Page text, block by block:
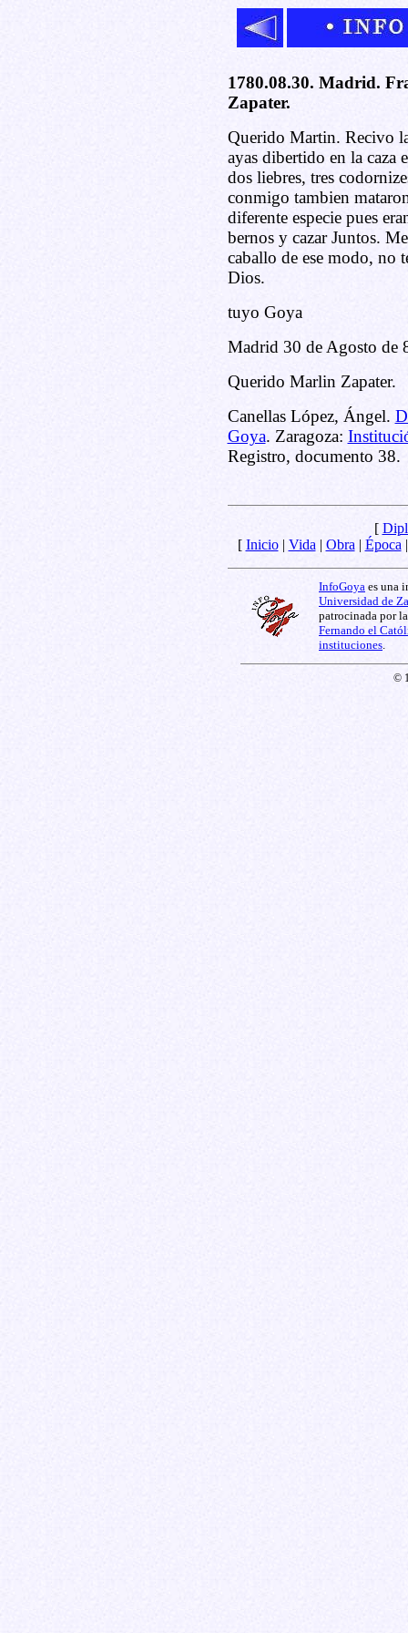
1780.08.30. Madrid.
Zapater.
Querido Martin. Recivo
ayas dibertido en la caza
dos liebres, tres
conmigo tambien
diferente especie pues
bernos y cazar Juntos.
caballo de ese modo, no
Dios.
tuyo Goya
Madrid 30 de Agosto de
Querido Marlin Zapater.
Canellas López, Ángel.
Goya. Zaragoza:
Registro, documento 38.
[
[ Inicio| Vida | Obra | Época
InfoGoya es una
Universidad de
patrocinada por
Fernando el
instituciones
©